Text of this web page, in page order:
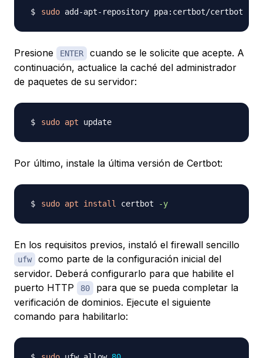
sudo
Presione ENTER
cuando se le solicite que acepte. A
continuación, actualice la caché del administrador
de paquetes de su servidor:
sudo apt
Por último, instale la última versión de Certbot:
sudo apt install certbot -y
En los requisitos previos, instaló el firewall sencillo
ufw
como parte de la configuración inicial del
servidor. Deberá configurarlo para que habilite el
puerto HTTP
80
para que se pueda completar la
verificación de dominios. Ejecute el siguiente
comando para habilitarlo: